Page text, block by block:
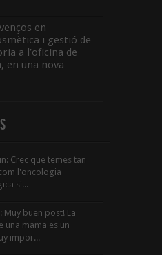
en
i gestió de
a l’oficina de
en una nova
Crec que temes tan
l'oncologia
s'...
Muy buen post! La
una mama es un
impor...